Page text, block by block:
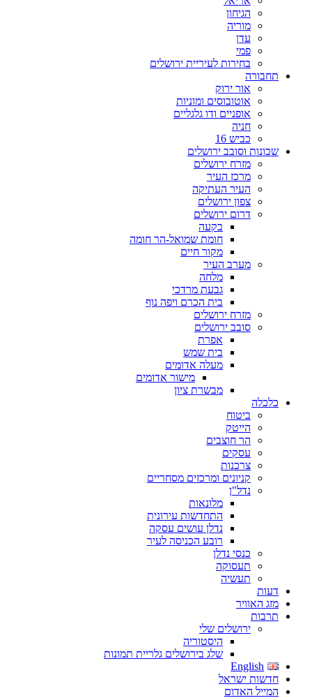
הגיחון
מוריה
עדן
פמי
בחירות לעיריית ירושלים
תחבורה
אור ירוק
אוטובוסים ומוניות
אופניים ודו גלגליים
חניה
כביש 16
שכונות וסובב ירושלים
מזרח ירושלים
מרכז העיר
העיר העתיקה
צפון ירושלים
דרום ירושלים
בקעה
חומת שמואל-הר חומה
מקור חיים
מערב העיר
מלחה
גבעת מרדכי
בית הכרם ויפה נוף
מזרח ירושלים
סובב ירושלים
אפרת
בית שמש
מעלה אדומים
מישור אדומים
מבשרת ציון
כלכלה
ביטוח
הייטק
הר חוצבים
עסקים
צרכנות
קניונים ומרכזים מסחריים
נדל"ן
מלונאות
התחדשות עירונית
נדלן עושים עסקה
רובע הכניסה לעיר
כנסי נדלן
תעסוקה
תעשיה
דעות
מזג האוויר
תרבות
ירושלים שלי
היסטוריה
שלג בירושלים גלריית תמונות
English
חדשות ישראל
המייל האדום